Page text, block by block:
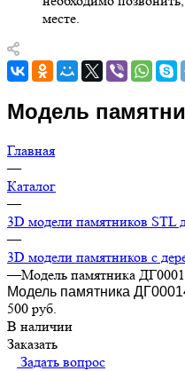
месте.
Модель
Главная
—
Каталог
—
3D модели памятников STL
—
3D модели памятников с
—Модель памятника
Модель памятника
500 руб.
В наличии
Заказать
Задать вопрос